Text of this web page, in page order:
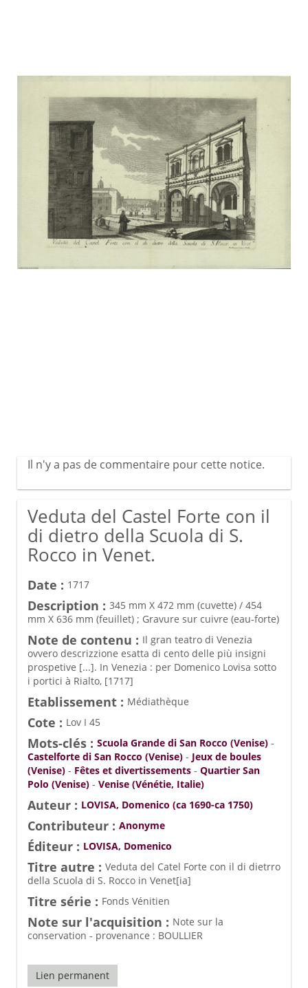
Il n'y a pas de commentaire pour cette notice.
Veduta del Castel Forte con il
di dietro della Scuola di S.
Rocco in Venet.
Date : 1717
Description : 345 mm X 472 mm (cuvette) / 454
mm X 636 mm (feuillet) ; Gravure sur cuivre (eau-forte)
Note de contenu : Il gran teatro di Venezia
ovvero descrizzione esatta di cento delle più insigni
prospetive [...]. In Venezia : per Domenico Lovisa sotto
i portici à Rialto, [1717]
Etablissement : Médiathèque
Cote : Lov I 45
Mots-clés : Scuola Grande di San Rocco (Venise) -
Castelforte di San Rocco (Venise) - Jeux de boules
(Venise) - Fêtes et divertissements - Quartier San
Polo (Venise) - Venise (Vénétie, Italie)
Auteur : LOVISA, Domenico (ca 1690-ca 1750)
Contributeur : Anonyme
Éditeur : LOVISA, Domenico
Titre autre : Veduta del Catel Forte con il di dietrro
della Scuola di S. Rocco in Venet[ia]
Titre série : Fonds Vénitien
Note sur l'acquisition : Note sur la
conservation - provenance : BOULLIER
Lien permanent